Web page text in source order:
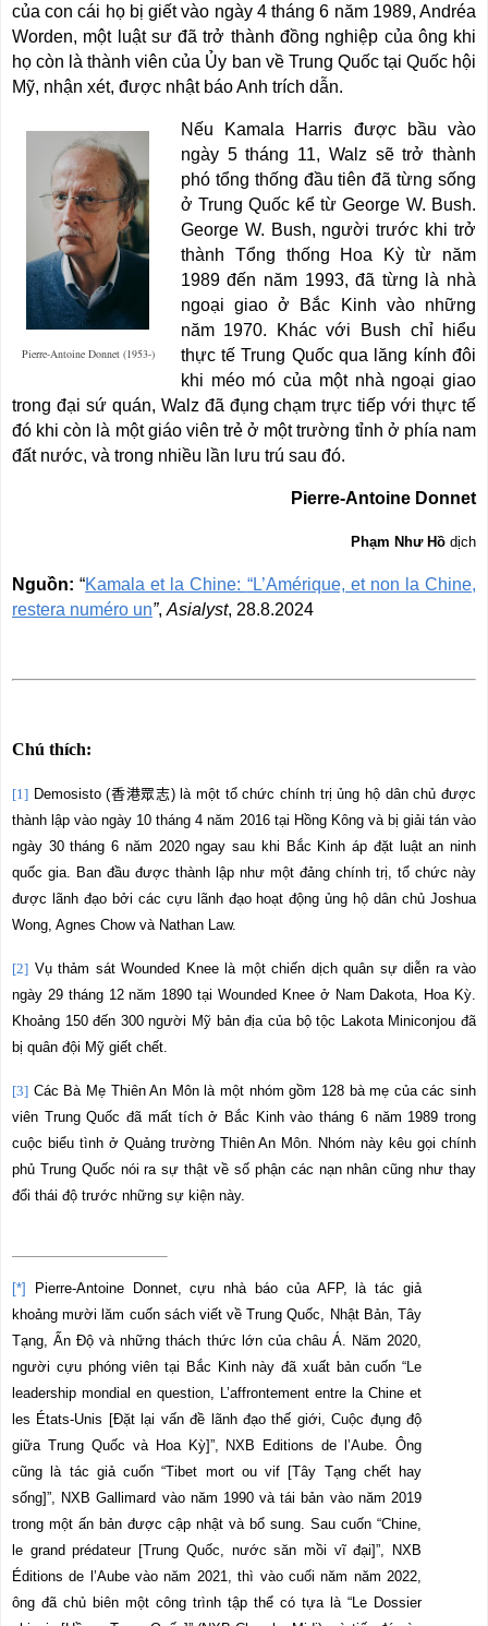
của con cái họ bị giết vào ngày 4 tháng 6 năm 1989, Andréa
Worden, một luật sư đã trở thành đồng nghiệp của ông khi
họ còn là thành viên của Ủy ban về Trung Quốc tại Quốc hội
Mỹ, nhận xét, được nhật báo Anh trích dẫn.
Pierre-Antoine Donnet (1953-)
Nếu Kamala Harris được bầu vào
ngày 5 tháng 11, Walz sẽ trở thành
phó tổng thống đầu tiên đã từng sống
ở Trung Quốc kể từ George W. Bush.
George W. Bush, người trước khi trở
thành Tổng thống Hoa Kỳ từ năm
1989 đến năm 1993, đã từng là nhà
ngoại giao ở Bắc Kinh vào những
năm 1970. Khác với Bush chỉ hiểu
thực tế Trung Quốc qua lăng kính đôi
khi méo mó của một nhà ngoại giao
trong đại sứ quán, Walz đã đụng chạm trực tiếp với thực tế
đó khi còn là một giáo viên trẻ ở một trường tỉnh ở phía nam
đất nước, và trong nhiều lần lưu trú sau đó.
Pierre-Antoine Donnet
Phạm Như Hồ dịch
Nguồn: “Kamala et la Chine: “L’Amérique, et non la Chine,
restera numéro un”, Asialyst, 28.8.2024
Chú thích:
[1] Demosisto (香港眾志) làmột tổchức chính trị ủng hộ dân chủ được
thành lập vào ngày 10 tháng 4 năm 2016 tại Hồng Kông và bị giải tán vào
ngày 30 tháng 6 năm 2020 ngay sau khi Bắc Kinh áp đặt luật an ninh
quốc gia. Ban đầu được thành lập như một đảng chính trị, tổ chức này
được lãnh đạo bởi các cựu lãnh đạo hoạt động ủng hộ dân chủ Joshua
Wong, Agnes Chow và Nathan Law.
[2] Vụ thảm sát Wounded Knee là một chiến dịch quân sự diễn ra vào
ngày 29 tháng 12 năm 1890 tại Wounded Knee ở Nam Dakota, Hoa Kỳ.
Khoảng 150 đến 300 người Mỹ bản địa của bộ tộc Lakota Miniconjou đã
bị quân đội Mỹ giết chết.
[3] Các Bà Mẹ Thiên An Môn là một nhóm gồm 128 bà mẹ của các sinh
viên Trung Quốc đã mất tích ở Bắc Kinh vào tháng 6 năm 1989 trong
cuộc biểu tình ở Quảng trường Thiên An Môn. Nhóm này kêu gọi chính
phủ Trung Quốc nói ra sự thật về số phận các nạn nhân cũng như thay
đổi thái độ trước những sự kiện này.
[*]
Pierre-Antoine Donnet, cựu nhà báo của AFP, là tác giả
khoảng mười lăm cuốn sách viết về Trung Quốc, Nhật Bản, Tây
Tạng, Ấn Độ và những thách thức lớn của châu Á. Năm 2020,
người cựu phóng viên tại Bắc Kinh này đã xuất bản cuốn “Le
leadership mondial en question, L’affrontement entre la Chine et
les États-Unis [Đặt lại vấn đề lãnh đạo thế giới, Cuộc đụng độ
giữa Trung Quốc và Hoa Kỳ]”, NXB Editions de l’Aube. Ông
cũng là tác giả cuốn “Tibet mort ou vif [Tây Tạng chết hay
sống]”, NXB Gallimard vào năm 1990 và tái bản vào năm 2019
trong một ấn bản được cập nhật và bổ sung. Sau cuốn “Chine,
le grand prédateur [Trung Quốc, nước săn mồi vĩ đại]”, NXB
Éditions de l’Aube vào năm 2021, thì vào cuối năm năm 2022,
ông đã chủ biên một công trình tập thể có tựa là “Le Dossier